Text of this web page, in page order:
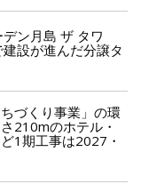
ン月島 ザ タワ
設が進んだ分譲タ
づくり事業」の環
210mのホテル・
1期工事は2027・